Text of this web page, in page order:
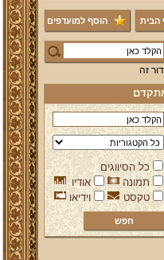
הבית הוסף למועדפים
זה
כל הסיווגים
תמונה
אודיו
טקסט
וידיאו